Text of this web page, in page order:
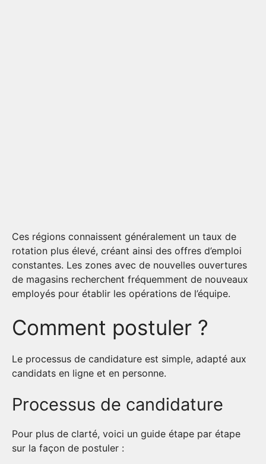
Ces régions connaissent généralement un taux de
rotation plus élevé, créant ainsi des offres d’emploi
constantes. Les zones avec de nouvelles ouvertures
de magasins recherchent fréquemment de nouveaux
employés pour établir les opérations de l’équipe.
Comment postuler ?
Le processus de candidature est simple, adapté aux
candidats en ligne et en personne.
Processus de candidature
Pour plus de clarté, voici un guide étape par étape
sur la façon de postuler :